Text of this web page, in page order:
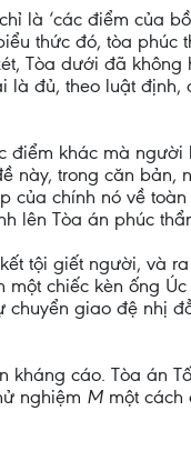
là ‘các điểm của
thức đó, tòa
Tòa dưới đã
đủ, theo luật
điểm khác mà
này, trong căn bản,
của chính nó về
lên Tòa án phúc
tội giết người, và
chiếc kèn ống
giao đệ nhị
cáo. Tòa án
nghiệm M một cách